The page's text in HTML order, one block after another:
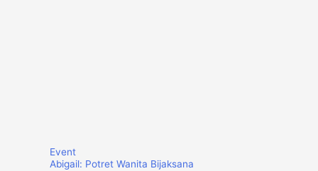
Event
Abigail: Potret Wanita Bijaksana